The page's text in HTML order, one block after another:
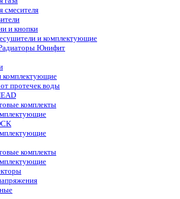
смесителя
и кнопки
и комплектующие
Юнифит
комплектующие
протечек воды
комплекты
комплекты